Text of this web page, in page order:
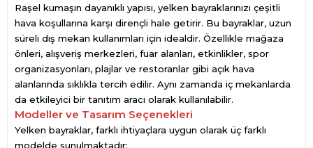
Raşel kumaşın dayanıklı yapısı, yelken bayraklarınızı çeşitli
hava koşullarına karşı dirençli hale getirir. Bu bayraklar, uzun
süreli dış mekan kullanımları için idealdir. Özellikle mağaza
önleri, alışveriş merkezleri, fuar alanları, etkinlikler, spor
organizasyonları, plajlar ve restoranlar gibi açık hava
alanlarında sıklıkla tercih edilir. Aynı zamanda iç mekanlarda
da etkileyici bir tanıtım aracı olarak kullanılabilir.
Modeller ve Tasarım Seçenekleri
Yelken bayraklar, farklı ihtiyaçlara uygun olarak üç farklı
modelde sunulmaktadır: